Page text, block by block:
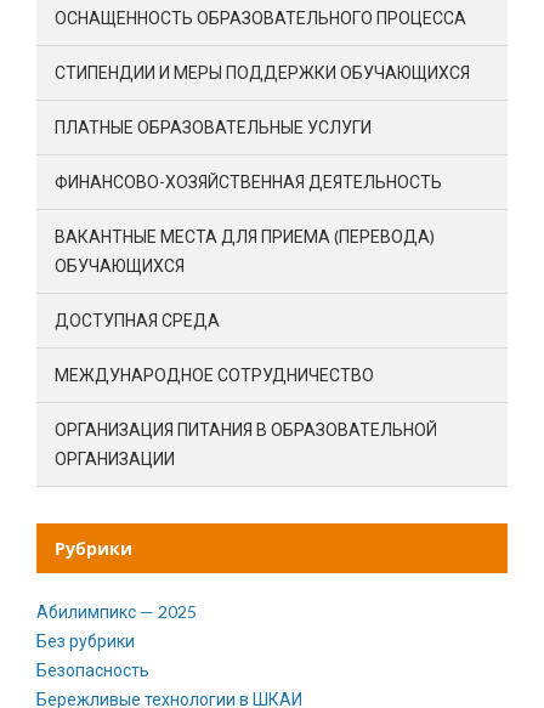
ОСНАЩЕННОСТЬ ОБРАЗОВАТЕЛЬНОГО ПРОЦЕССА
СТИПЕНДИИ И МЕРЫ ПОДДЕРЖКИ ОБУЧАЮЩИХСЯ
ПЛАТНЫЕ ОБРАЗОВАТЕЛЬНЫЕ УСЛУГИ
ФИНАНСОВО-ХОЗЯЙСТВЕННАЯ ДЕЯТЕЛЬНОСТЬ
ВАКАНТНЫЕ МЕСТА ДЛЯ ПРИЕМА (ПЕРЕВОДА)
ОБУЧАЮЩИХСЯ
ДОСТУПНАЯ СРЕДА
МЕЖДУНАРОДНОЕ СОТРУДНИЧЕСТВО
ОРГАНИЗАЦИЯ ПИТАНИЯ В ОБРАЗОВАТЕЛЬНОЙ
ОРГАНИЗАЦИИ
Рубрики
Абилимпикс — 2025
Без рубрики
Безопасность
Бережливые технологии в ШКАИ